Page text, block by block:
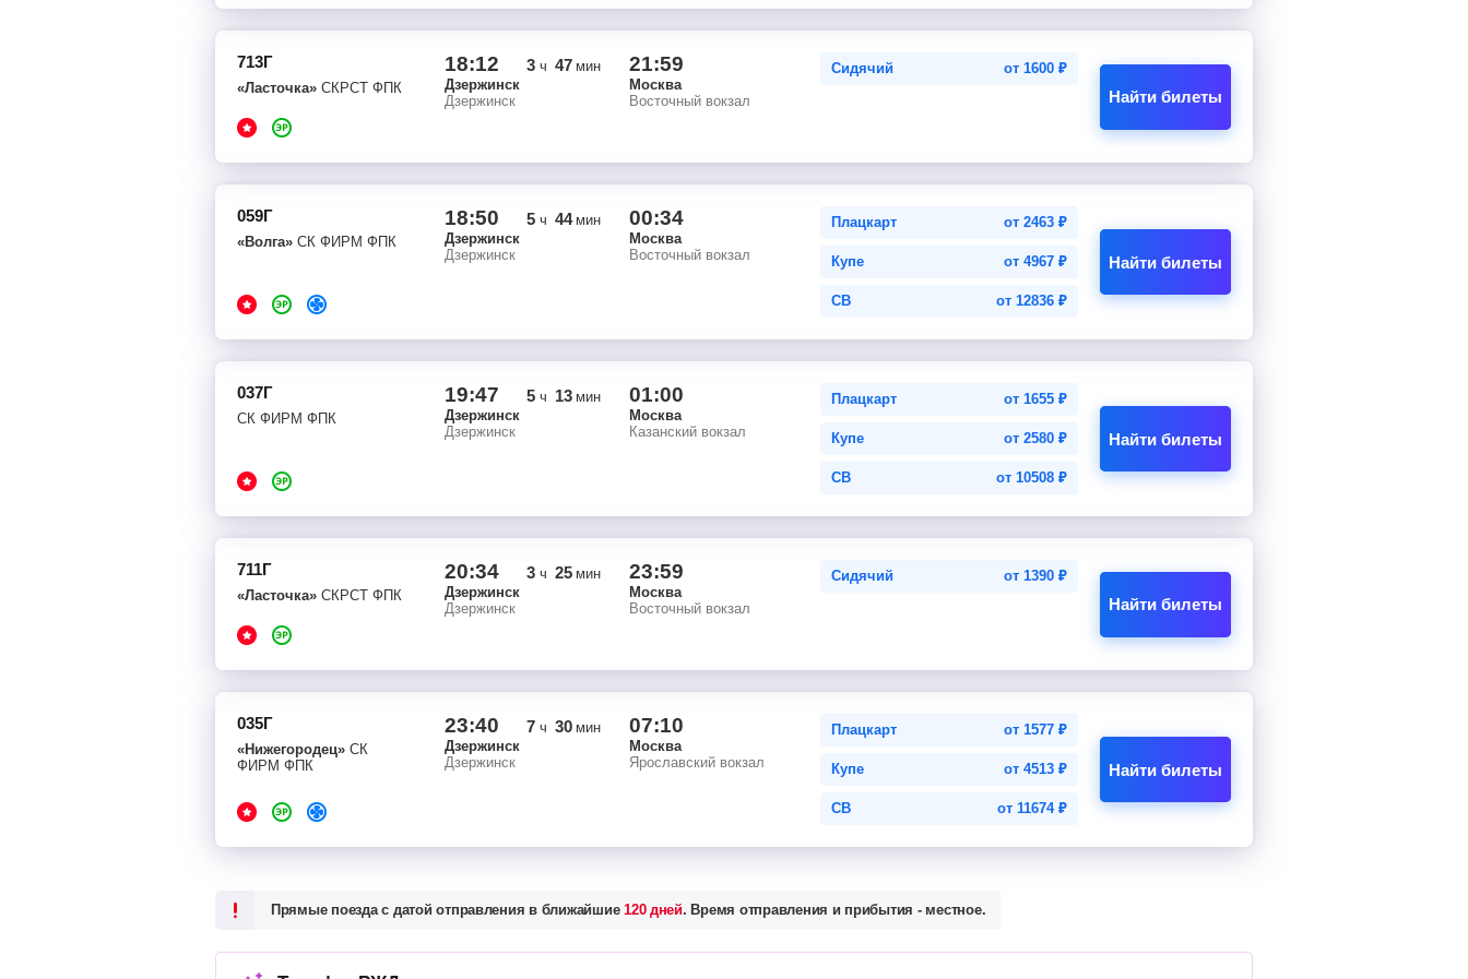
713Г
«Ласточка» СКРСТ ФПК
18:12 3 ч47мин
Дзержинск
Дзержинск
21:59
Москва
Восточный вокзал
Сидячий от 1600 ₽
Найти билеты
059Г
«Волга» СК ФИРМ ФПК
18:50 5 ч44мин
Дзержинск
Дзержинск
00:34
Москва
Восточный вокзал
Плацкарт от 2463 ₽
Купе от 4967 ₽
СВ от 12836 ₽
Найти билеты
037Г
СК ФИРМ ФПК
19:47 5 ч 13мин
Дзержинск
Дзержинск
01:00
Москва
Казанский вокзал
Плацкарт от 1655 ₽
Купе от 2580 ₽
СВ от 10508 ₽
Найти билеты
711Г
«Ласточка» СКРСТ ФПК
20:34 3 ч25мин
Дзержинск
Дзержинск
23:59
Москва
Восточный вокзал
Сидячий от 1390 ₽
Найти билеты
035Г
«Нижегородец» СК
ФИРМ ФПК
23:40 7 ч30мин
Дзержинск
Дзержинск
07:10
Москва
Ярославский вокзал
Плацкарт от 1577 ₽
Купе от 4513 ₽
СВ от 11674₽
Найти билеты
Прямые поезда с датой отправления в ближайшие120 дней. Время отправления и прибытия - местное.